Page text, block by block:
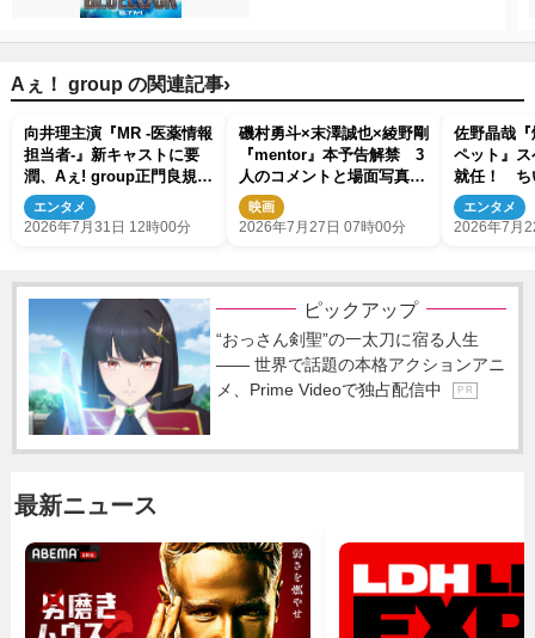
Aぇ！ group の関連記事›
向井理主演『MR ‐医薬情報
担当者‐』新キャストに要
潤、Aぇ! group正門良規、
豊原功補ら登場
エンタメ
2026年7月31日 12時00分
磯村勇斗×末澤誠也×綾野剛
『mentor』本予告解禁 3
人のコメントと場面写真も
到着
映画
2026年7月27日 07時00分
佐野晶哉
ペット』
就任！ ち
演も決定
エンタメ
2026年7月
ピックアップ
“おっさん剣聖”の一太刀に宿る人生
―― 世界で話題の本格アクションアニ
メ、Prime Videoで独占配信中
P R
最新ニュース